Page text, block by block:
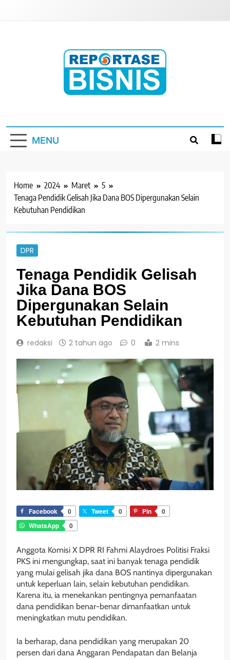
MENU
Home 2024 Maret
5
Tenaga Pendidik Gelisah Jika Dana BOS Dipergunakan Selain
Kebutuhan Pendidikan
DPR
Tenaga Pendidik Gelisah
Jika Dana BOS
Dipergunakan Selain
Kebutuhan Pendidikan
redaksi 2 tahun ago 0 2 mins
Facebook 0 Tweet 0 Pin
0
WhatsApp
0
Anggota Komisi X DPR RI Fahmi Alaydroes Politisi Fraksi
PKS ini mengungkap, saat ini banyak tenaga pendidik
yang mulai gelisah jika dana BOS nantinya dipergunakan
untuk keperluan lain, selain kebutuhan pendidikan.
Karena itu, ia menekankan pentingnya pemanfaatan
dana pendidikan benar-benar dimanfaatkan untuk
meningkatkan mutu pendidikan.
Ia berharap, dana pendidikan yang merupakan 20
persen dari dana Anggaran Pendapatan dan Belanja